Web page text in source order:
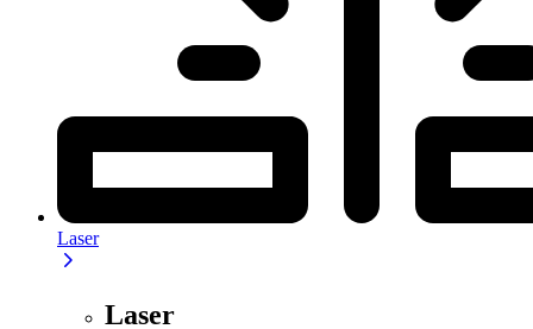
Laser
Laser